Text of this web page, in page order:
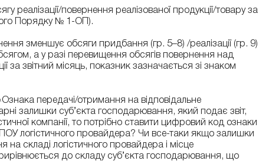
реалізації/повернення реалізованої продукції/товару за
Порядку № 1-ОП).
зменшує обсяги придбання (гр. 5–8) /реалізації (гр. 9)
а у разі перевищення обсягів повернення над
за звітний місяць, показник зазначається зі знаком
передачі/отримання на відповідальне
залишки суб’єкта господарювання, який подає звіт,
компанії, то потрібно ставити цифровий код ознаки
логістичного провайдера? Чи все-таки якщо залишки
на складі логістичного провайдера і місце
до складу суб’єкта господарювання, що